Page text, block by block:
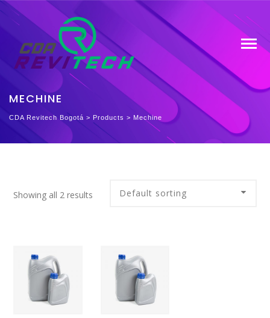
MECHINE
CDA Revitech Bogotá > Products > Mechine
Showing all 2 results